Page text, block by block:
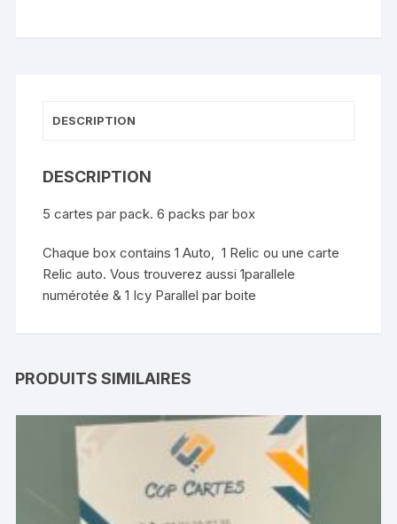
DESCRIPTION
DESCRIPTION
5 cartes par pack. 6 packs par box
Chaque box contains 1 Auto, 1 Relic ou une carte
Relic auto. Vous trouverez aussi 1parallele
numérotée & 1 Icy Parallel par boite
PRODUITS SIMILAIRES